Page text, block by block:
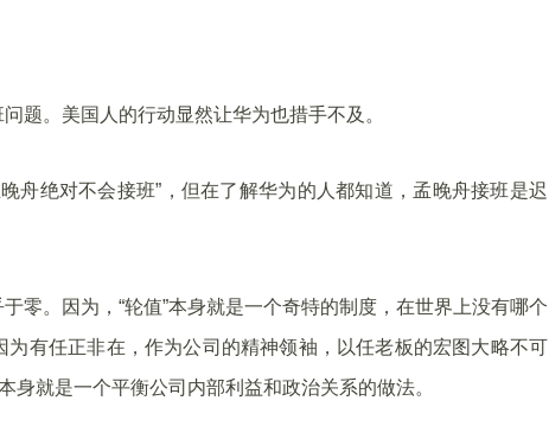
题。美国人的行动显然让华为也措手不及。
舟绝对不会接班”，但在了解华为的人都知道，孟晚舟接班是迟
零。因为，“轮值”本身就是一个奇特的制度，在世界上没有哪个
有任正非在，作为公司的精神领袖，以任老板的宏图大略不可
身就是一个平衡公司内部利益和政治关系的做法。